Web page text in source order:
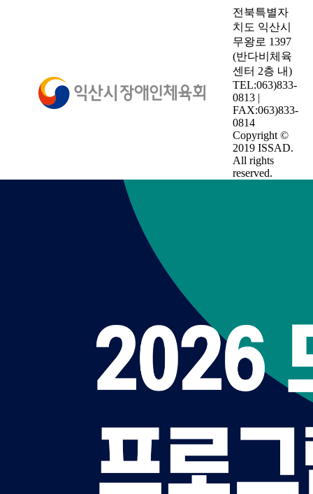
전북특별자
치도 익산시
무왕로 1397
(반다비체육
센터 2층 내)
TEL:063)833-
0813 |
FAX:063)833-
0814
Copyright ©
2019 ISSAD.
All rights
reserved.